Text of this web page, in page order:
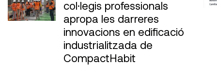
col·legis professionals
apropa les darreres
innovacions en edificació
industrialitzada de
CompactHabit